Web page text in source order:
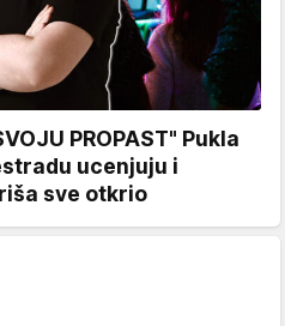
PROPAST" Pukla
ucenjuju i
sve otkrio